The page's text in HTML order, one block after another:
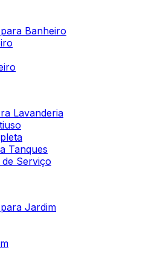
Banheiro
Lavanderia
Tanques
Serviço
Jardim